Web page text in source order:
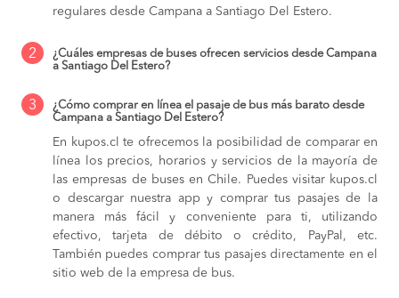
regulares desde Campana a Santiago Del Estero.
2
¿Cuáles empresas de buses ofrecen servicios desde Campana
a Santiago Del Estero?
3
¿Cómo comprar en línea el pasaje de bus más barato desde
Campana a Santiago Del Estero?
En kupos.cl te ofrecemos la posibilidad de comparar en
línea los precios, horarios y servicios de la mayoría de
las empresas de buses en Chile. Puedes visitar kupos.cl
o descargar nuestra app y comprar tus pasajes de la
manera más fácil y conveniente para ti, utilizando
efectivo, tarjeta de débito o crédito, PayPal, etc.
También puedes comprar tus pasajes directamente en el
sitio web de la empresa de bus.